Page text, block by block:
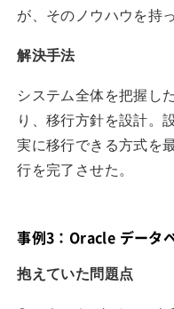
が、そのノウハウを持
解決手法
システム全体を把握し
り、移行方針を設計。
実に移行できる方式を
行を完了させた。
事例3：Oracle データ
抱えていた問題点